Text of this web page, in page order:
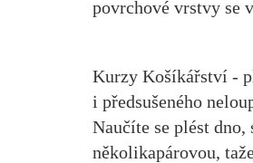
povrchové vrstvy se
Kurzy Košíkářství -
i předsušeného
Naučíte se plést
několikapárovou,